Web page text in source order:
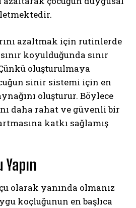
azaltmak için rutinlerde
koyulduğunda sınır
oluşturulmaya
sinir sistemi için en
oluşturur. Böylece
daha rahat ve güvenli bir
katkı sağlamış
olarak yanında olmanız
koçluğunun en başlıca